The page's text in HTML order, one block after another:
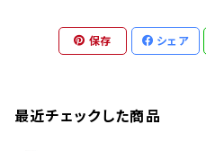
保存 シェア
最近チェックした商品